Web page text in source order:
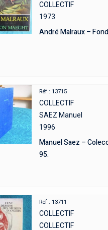
COLLECTIF
1973
André Malraux –
Réf : 13715
COLLECTIF
SAEZ Manuel
1996
Manuel Saez –
95.
Réf : 13711
COLLECTIF
COLLECTIF